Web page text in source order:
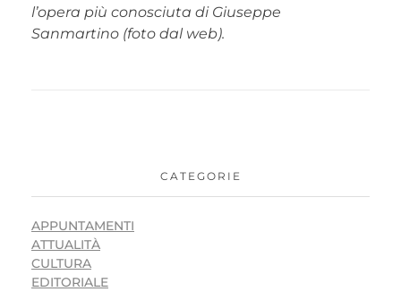
l’opera più conosciuta di Giuseppe
Sanmartino (foto dal web).
CATEGORIE
APPUNTAMENTI
ATTUALITÀ
CULTURA
EDITORIALE